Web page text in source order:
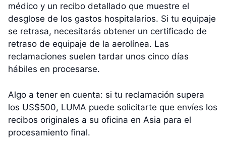
médico y un recibo detallado que muestre el
desglose de los gastos hospitalarios. Si tu equipaje
se retrasa, necesitarás obtener un certificado de
retraso de equipaje de la aerolínea. Las
reclamaciones suelen tardar unos cinco días
hábiles en procesarse.
Algo a tener en cuenta: si tu reclamación supera
los US$500, LUMA puede solicitarte que envíes los
recibos originales a su oficina en Asia para el
procesamiento final.